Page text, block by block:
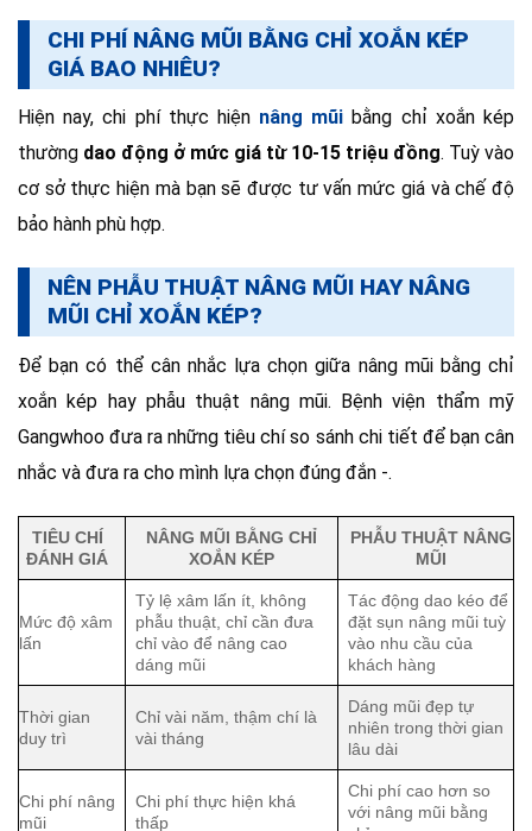
CHI PHÍ NÂNG MŨI BẰNG CHỈ XOẮN KÉP
GIÁ BAO NHIÊU?
Hiện nay, chi phí thực hiện nâng mũi bằng chỉ xoắn kép
thường dao động ở mức giá từ 10-15 triệu đồng. Tuỳ vào
cơ sở thực hiện mà bạn sẽ được tư vấn mức giá và chế độ
bảo hành phù hợp.
NÊN PHẪU THUẬT NÂNG MŨI HAY NÂNG
MŨI CHỈ XOẮN KÉP?
Để bạn có thể cân nhắc lựa chọn giữa nâng mũi bằng chỉ
xoắn kép hay phẫu thuật nâng mũi. Bệnh viện thẩm mỹ
Gangwhoo đưa ra những tiêu chí so sánh chi tiết để bạn cân
nhắc và đưa ra cho mình lựa chọn đúng đắn -.
TIÊU CHÍ
ĐÁNH GIÁ
NÂNG MŨI BẰNG CHỈ
XOẮN KÉP
PHẪU THUẬT NÂNG
MŨI
Mức độ xâm
lấn
Tỷ lệ xâm lấn ít, không
phẫu thuật, chỉ cần đưa
chỉ vào để nâng cao
dáng mũi
Tác động dao kéo để
đặt sụn nâng mũi tuỳ
vào nhu cầu của
khách hàng
Thời gian
duy trì
Chỉ vài năm, thậm chí là
vài tháng
Dáng mũi đẹp tự
nhiên trong thời gian
lâu dài
Chi phí nâng
mũi
Chi phí thực hiện khá
thấp
Chi phí cao hơn so
với nâng mũi bằng